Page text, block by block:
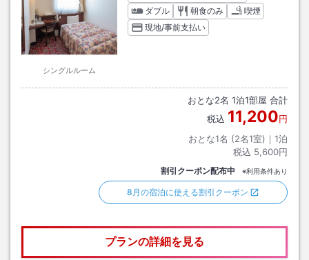
シングルルーム
ダブル
朝食のみ
喫煙
現地/事前支払い
おとな2名 1泊1部屋 合計
税込 11,200円
おとな1名 (2名1室)｜ 1泊
税込 5,600円
割引クーポン配布中 ※利用条件あり
8月の宿泊に使える割引クーポン
プランの詳細を見る